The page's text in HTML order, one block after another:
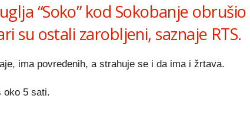
“Soko” kod Sokobanje obrušio
su ostali zarobljeni, saznaje RTS.
ima povređenih, a strahuje se i da ima i žrtava.
oko 5 sati.